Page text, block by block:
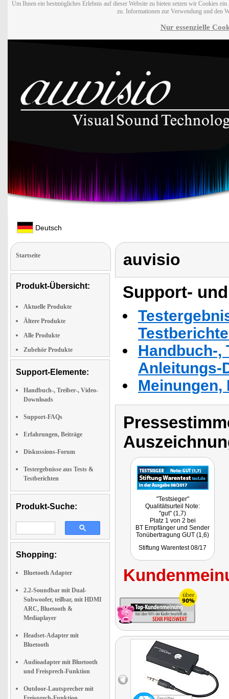
Um Ihnen ein bestmögliches Erlebnis auf dieser Website zu bieten setzen wir Cookies
zu. Informationen zur Verwendung und den
Nur essenzielle
Deutsch
Startseite
Produkt-Übersicht:
Aktuelle Produkte
Ältere Produkte
Alle Produkte
Zubehör Produkte
Support-Elemente:
Handbuch-, Treiber-, Video-
Downloads
Support-FAQs
Erfahrungen, Beiträge
Diskussions-Forum
Testergebnisse aus Tests &
Testberichten
Produkt-Suche:
Shopping:
Bluetooth Adapter
2.2-Soundbar mit Dual-
Subwoofer, teilbar, mit HDMI
ARC, Bluetooth &
Mediaplayer
Headset-Adapter mit
Bluetooth
Audioadapter mit Bluetooth
und Freisprech-Funktion
Outdoor-Lautsprecher mit
auvisio
Support-
Handbuch-,
Anleitungs-
"Testsieger"
Qualitätsurteil Note:
"gut" (1,7)
Platz 1 von 2 bei
BT Empfänger und Sender
Tonübertragung GUT (1,6)
Im Test waren 2 Artikel
Stiftung Warentest 08/17